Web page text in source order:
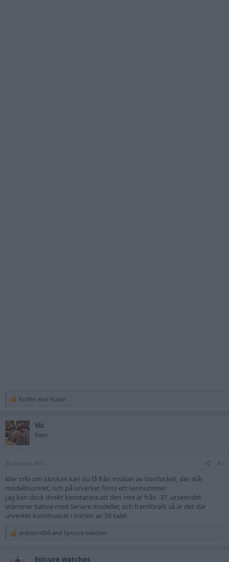
R
c
t
i
o
s
Rolfen and Husse
Vic
Basic
26 Januari 2017 #2
Mer info om klockan kan du få från insidan av bortlocket, där står
modellnumret, och på urverket finns ett serinummer.
Jag kan dock direkt konstatera att den inte är från -37, utseendet
stämmer bättre med Senare modeller, och framförallt så är det där
urverket konstruerat i mitten av 50-talet.
R
eriksson850 and Epicure.watches
Epicure.watches